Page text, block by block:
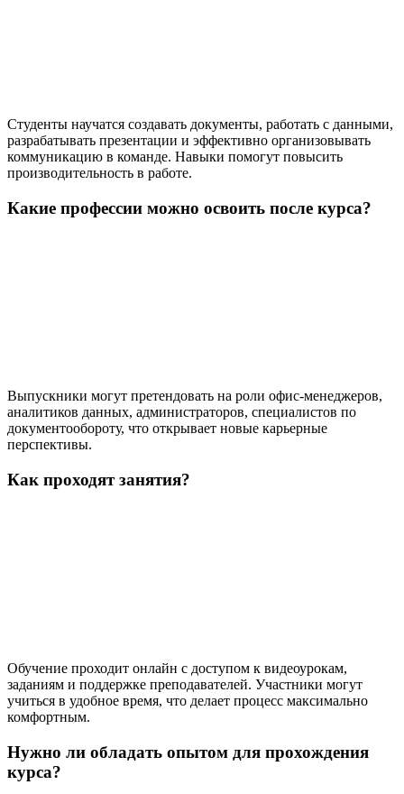
Студенты научатся создавать документы, работать с данными,
разрабатывать презентации и эффективно организовывать
коммуникацию в команде. Навыки помогут повысить
производительность в работе.
Какие профессии можно освоить после курса?
Выпускники могут претендовать на роли офис-менеджеров,
аналитиков данных, администраторов, специалистов по
документообороту, что открывает новые карьерные
перспективы.
Как проходят занятия?
Обучение проходит онлайн с доступом к видеоурокам,
заданиям и поддержке преподавателей. Участники могут
учиться в удобное время, что делает процесс максимально
комфортным.
Нужно ли обладать опытом для прохождения
курса?